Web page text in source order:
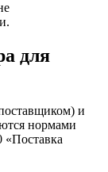
для
и
нормами
«Поставка